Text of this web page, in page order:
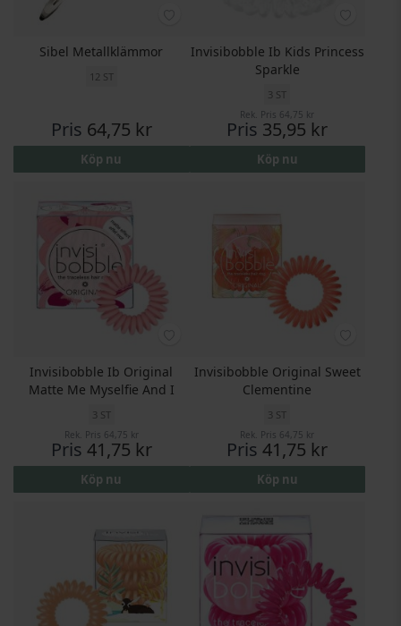
Sibel Metallklämmor
12 ST
Pris 64,75 kr
Köp nu
Invisibobble Ib Kids Princess
Sparkle
3 ST
Rek. Pris 64,75 kr
Pris 35,95 kr
Köp nu
Invisibobble Ib Original
Matte Me Myselfie And I
3 ST
Rek. Pris 64,75 kr
Pris 41,75 kr
Köp nu
Invisibobble Original Sweet
Clementine
3 ST
Rek. Pris 64,75 kr
Pris 41,75 kr
Köp nu